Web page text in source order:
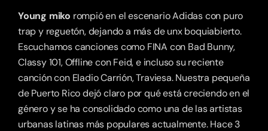
Young miko rompió en el escenario Adidas con puro
trap y reguetón, dejando a más de unx boquiabierto.
Escuchamos canciones como FINA con Bad Bunny,
Classy 101, Offline con Feid, e incluso su reciente
canción con Eladio Carrión, Traviesa. Nuestra pequeña
de Puerto Rico dejó claro por qué está creciendo en el
género y se ha consolidado como una de las artistas
urbanas latinas más populares actualmente. Hace 3